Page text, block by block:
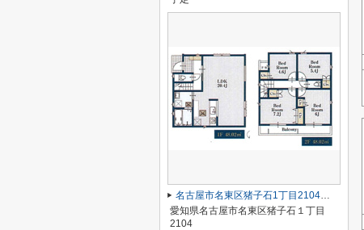
名古屋市名東区猪子石1丁目2104【仲介手数料無料】新築一戸建て 2号棟
愛知県名古屋市名東区猪子石１丁目
2104